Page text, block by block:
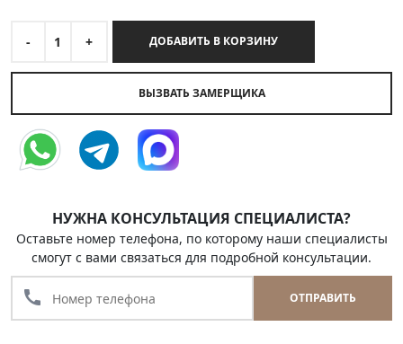
- 1 + ДОБАВИТЬ В КОРЗИНУ
ВЫЗВАТЬ ЗАМЕРЩИКА
НУЖНА КОНСУЛЬТАЦИЯ СПЕЦИАЛИСТА?
Оставьте номер телефона, по которому наши специалисты
смогут с вами связаться для подробной консультации.
call ОТПРАВИТЬ